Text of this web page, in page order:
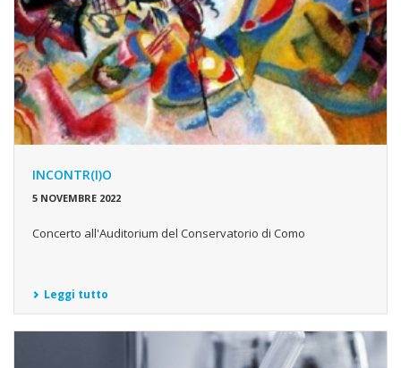
INCONTR(I)O
5 NOVEMBRE 2022
Concerto all'Auditorium del Conservatorio di Como
Leggi tutto